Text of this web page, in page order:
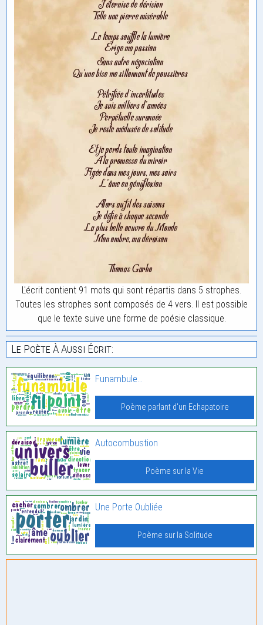
L'écrit contient 91 mots qui sont répartis dans 5 strophes.
Toutes les strophes sont composés de 4 vers. Il est possible
que le texte suive une forme de poésie classique.
Le Poète À Aussi Écrit:
Funambule…
Poème parlant d'un Echapatoire
Autocombustion
Poème sur la Vie
Une Porte Oubliée
Poème sur la Solitude